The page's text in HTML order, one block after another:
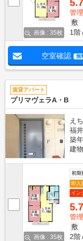
画像 : 35枚
5.7
管
敷
1階
空室確認 無
賃貸アパート
プリマヴェラA・B
え
福
築
建
画像 : 35枚
初期
即入
イン
5.7
管
敷
2階